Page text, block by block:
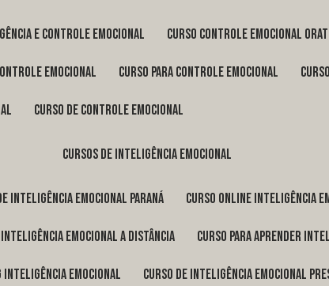
e controle emocional curso controle emocional
emocional curso para controle emocional
curso de controle emocional
cursos de inteligência emocional
inteligência emocional Paraná curso online inteligência
inteligência emocional a distância curso para aprender
inteligência emocional curso de inteligência emocional